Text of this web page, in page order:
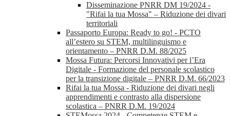
Disseminazione PNRR DM 19/2024 -
"Rifai la tua Mossa" – Riduzione dei divari
territoriali
Passaporto Europa: Ready to go! - PCTO
all’estero su STEM, multilinguismo e
orientamento – PNRR D.M. 88/2025
Mossa Futura: Percorsi Innovativi per l’Era
Digitale - Formazione del personale scolastico
per la transizione digitale – PNRR D.M. 66/2023
Rifai la tua Mossa - Riduzione dei divari negli
apprendimenti e contrasto alla dispersione
scolastica – PNRR D.M. 19/2024